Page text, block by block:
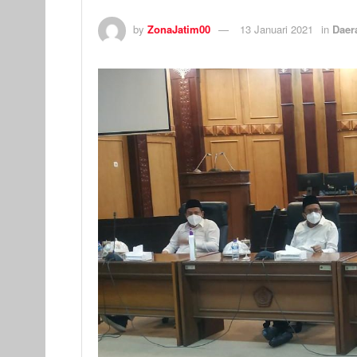
by ZonaJatim00 13 Januari 2021 in